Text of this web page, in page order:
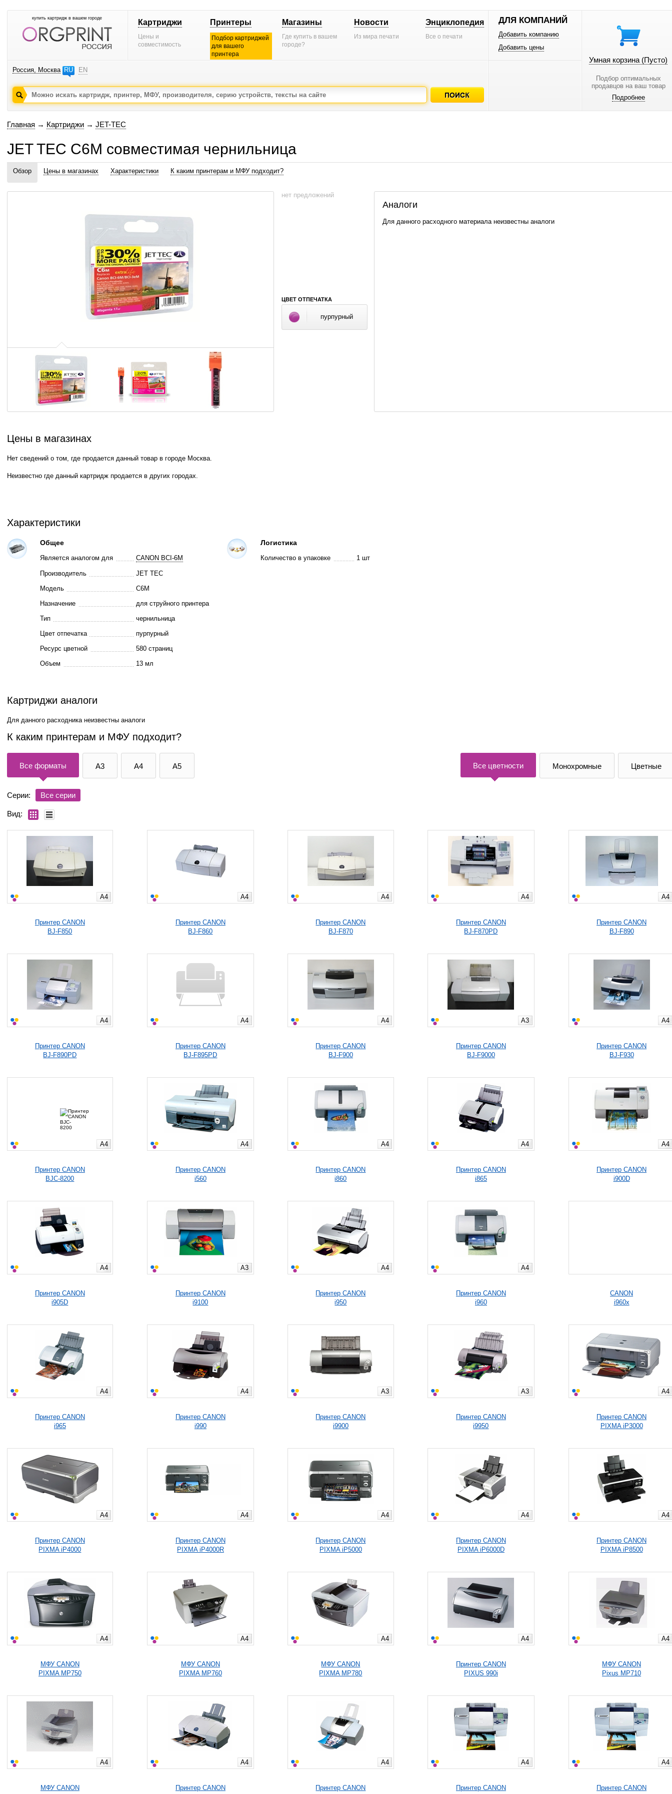
купить картридж в вашем городе Картриджи
Цены и
совместимость
Принтеры
Подбор картриджей
для вашего
принтера
Магазины
Где купить в вашем
городе?
Новости
Из мира печати
Энциклопедия
Все о печати
Россия, Москва RU EN
ДЛЯ КОМПАНИЙ
Добавить компанию
Добавить цены
Умная корзина (Пусто)
Подбор оптимальных
продавцов на ваш товар
Подробнее
Главная → Картриджи → JET-TEC
JET TEC C6M совместимая чернильница
Обзор Цены в магазинах Характеристики К каким принтерам и МФУ подходит?
нет предложений
ЦВЕТ ОТПЕЧАТКА
пурпурный
Аналоги
Для данного расходного материала неизвестны аналоги
Цены в магазинах
Нет сведений о том, где продается данный товар в городе Москва.
Неизвестно где данный картридж продается в других городах.
Характеристики
Общее
Является аналогом для CANON BCI-6M
Производитель
JET TEC
Модель
C6M
Назначение
для струйного принтера
Тип
чернильница
Цвет отпечатка
пурпурный
Ресурс цветной
580 страниц
Объем
13 мл
Логистика
Количество в упаковке 1 шт
Картриджи аналоги
Для данного расходника неизвестны аналоги
К каким принтерам и МФУ подходит?
Все форматы A3 A4 A5 Все цветности Монохромные Цветные
Серии: Все серии
Вид:
A4
Принтер CANON
BJ-F850
A4
Принтер CANON
BJ-F860
A4
Принтер CANON
BJ-F870
A4
Принтер CANON
BJ-F870PD
A4
Принтер CANON
BJ-F890
A4
Принтер CANON
BJ-F890PD
A4
Принтер CANON
BJ-F895PD
A4
Принтер CANON
BJ-F900
A3
Принтер CANON
BJ-F9000
A4
Принтер CANON
BJ-F930
A4
Принтер CANON
BJC-8200
A4
Принтер CANON
i560
A4
Принтер CANON
i860
A4
Принтер CANON
i865
A4
Принтер CANON
i900D
A4
Принтер CANON
i905D
A3
Принтер CANON
i9100
A4
Принтер CANON
i950
A4
Принтер CANON
i960
CANON
i960x
A4
Принтер CANON
i965
A4
Принтер CANON
i990
A3
Принтер CANON
i9900
A3
Принтер CANON
i9950
A4
Принтер CANON
PIXMA iP3000
A4
Принтер CANON
PIXMA iP4000
A4
Принтер CANON
PIXMA iP4000R
A4
Принтер CANON
PIXMA iP5000
A4
Принтер CANON
PIXMA iP6000D
A4
Принтер CANON
PIXMA iP8500
A4
МФУ CANON
PIXMA MP750
A4
МФУ CANON
PIXMA MP760
A4
МФУ CANON
PIXMA MP780
A4
Принтер CANON
PIXUS 990i
A4
МФУ CANON
Pixus MP710
A4
МФУ CANON
A4
Принтер CANON
A4
Принтер CANON
A4
Принтер CANON
A4
Принтер CANON